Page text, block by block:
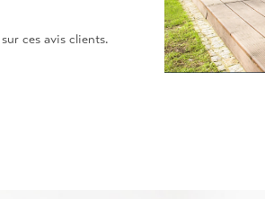
ces avis clients.